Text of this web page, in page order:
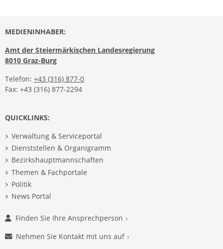
MEDIENINHABER:
Amt der Steiermärkischen Landesregierung
8010 Graz-Burg
Telefon: +43 (316) 877-0
Fax: +43 (316) 877-2294
QUICKLINKS:
Verwaltung & Serviceportal
Dienststellen & Organigramm
Bezirkshauptmannschaften
Themen & Fachportale
Politik
News Portal
Finden Sie Ihre Ansprechperson
Nehmen Sie Kontakt mit uns auf